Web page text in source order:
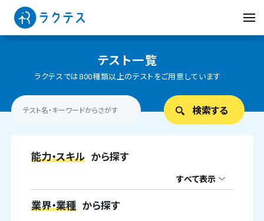
テスト一覧
ラクテスでは800種類以上のテストをご用意しています
能力・スキル から探す
すべて表示
業界・業種 から探す